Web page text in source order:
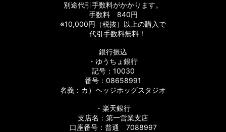
別途代引手数料がかかります。
手数料 840円
※10,000円（税抜）以上の購入で
代引手数料無料！
銀行振込
・ゆうちょ銀行
記号：10030
番号：08658991
名義：カ）ヘッジホッグスタジオ
・楽天銀行
支店名：第一営業支店
口座番号：普通 7088997